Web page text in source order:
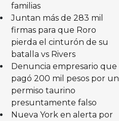
familias
Juntan más de 283 mil
firmas para que Roro
pierda el cinturón de su
batalla vs Rivers
Denuncia empresario que
pagó 200 mil pesos por un
permiso taurino
presuntamente falso
Nueva York en alerta por